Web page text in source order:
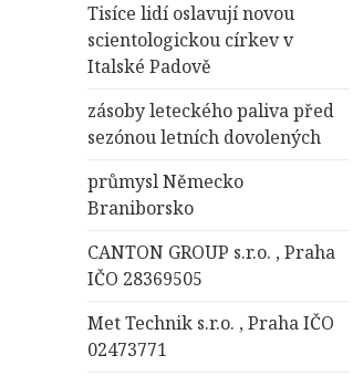
Tisíce lidí oslavují novou
scientologickou církev v
Italské Padově
zásoby leteckého paliva před
sezónou letních dovolených
průmysl Německo
Braniborsko
CANTON GROUP s.r.o. , Praha
IČO 28369505
Met Technik s.r.o. , Praha IČO
02473771